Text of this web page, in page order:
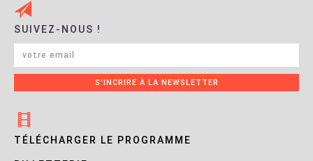
SUIVEZ-NOUS !
TÉLÉCHARGER LE PROGRAMME